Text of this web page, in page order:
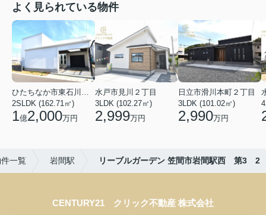
よく見られている物件
2SLDK (162.71㎡)
1億2,000万円
水戸市見川２丁目
3LDK (102.27㎡)
2,999万円
日立市滑川本町２丁目
3LDK (101.02㎡)
2,990万円
一覧 岩間駅 リーブルガーデン 笠間市岩間駅西 第3 2
CENTURY21 クリック不動産 株式会社